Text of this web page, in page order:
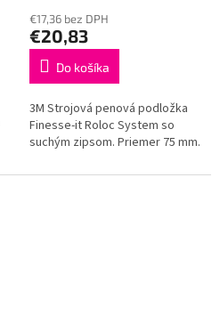
€17,36 bez DPH
€20,83
Do košíka
3M Strojová penová podložka
Finesse-it Roloc System so
suchým zipsom. Priemer 75 mm.